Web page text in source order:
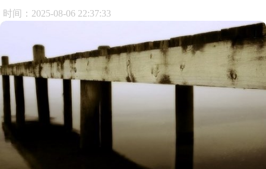
时间：2025-08-06 22:37:33